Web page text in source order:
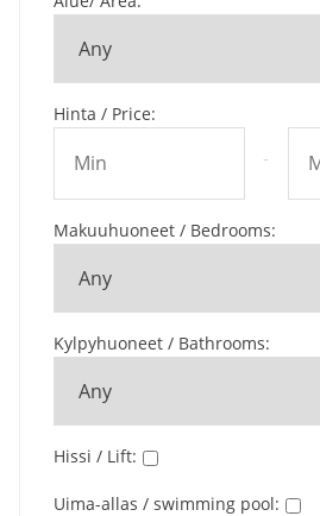
Hinta / Price:
-
Makuuhuoneet / Bedrooms:
Kylpyhuoneet / Bathrooms:
Hissi / Lift:
Uima-allas / swimming pool: